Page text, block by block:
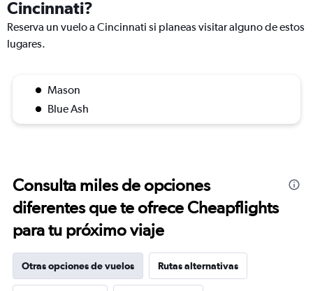
Cincinnati?
Reserva un vuelo a Cincinnati si planeas visitar alguno de estos
lugares.
Mason
Blue Ash
Consulta miles de opciones
diferentes que te ofrece Cheapflights
para tu próximo viaje
Otras opciones de vuelos Rutas alternativas